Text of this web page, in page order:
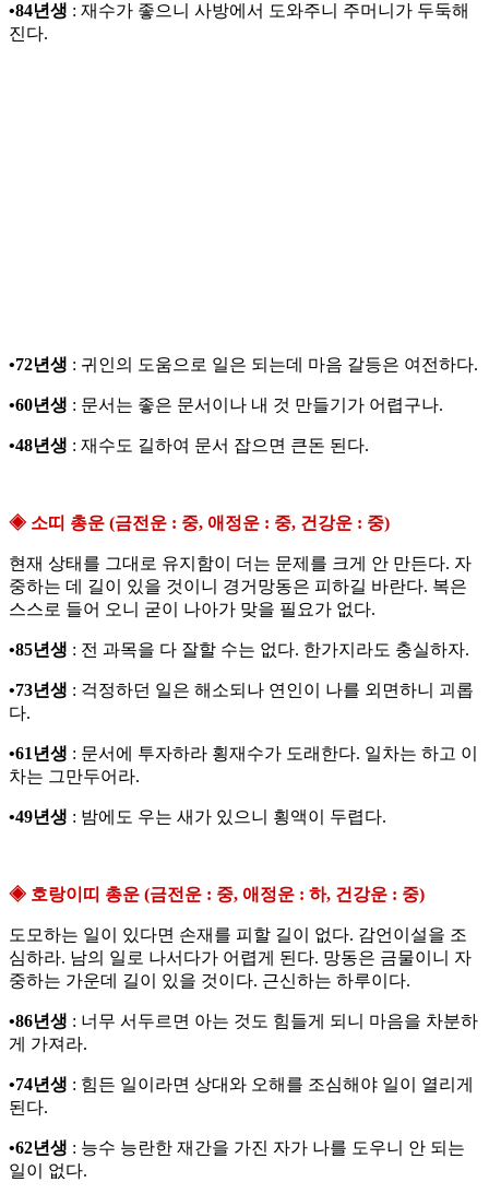
•84년생 : 재수가 좋으니 사방에서 도와주니 주머니가 두둑해
진다.
•72년생 : 귀인의 도움으로 일은 되는데 마음 갈등은 여전하다.
•60년생 : 문서는 좋은 문서이나 내 것 만들기가 어렵구나.
•48년생 : 재수도 길하여 문서 잡으면 큰돈 된다.
◈ 소띠 총운 (금전운 : 중, 애정운 : 중, 건강운 : 중)
현재 상태를 그대로 유지함이 더는 문제를 크게 안 만든다. 자
중하는 데 길이 있을 것이니 경거망동은 피하길 바란다. 복은
스스로 들어 오니 굳이 나아가 맞을 필요가 없다.
•85년생 : 전 과목을 다 잘할 수는 없다. 한가지라도 충실하자.
•73년생 : 걱정하던 일은 해소되나 연인이 나를 외면하니 괴롭
다.
•61년생 : 문서에 투자하라 횡재수가 도래한다. 일차는 하고 이
차는 그만두어라.
•49년생 : 밤에도 우는 새가 있으니 횡액이 두렵다.
◈ 호랑이띠 총운 (금전운 : 중, 애정운 : 하, 건강운 : 중)
도모하는 일이 있다면 손재를 피할 길이 없다. 감언이설을 조
심하라. 남의 일로 나서다가 어렵게 된다. 망동은 금물이니 자
중하는 가운데 길이 있을 것이다. 근신하는 하루이다.
•86년생 : 너무 서두르면 아는 것도 힘들게 되니 마음을 차분하
게 가져라.
•74년생 : 힘든 일이라면 상대와 오해를 조심해야 일이 열리게
된다.
•62년생 : 능수 능란한 재간을 가진 자가 나를 도우니 안 되는
일이 없다.